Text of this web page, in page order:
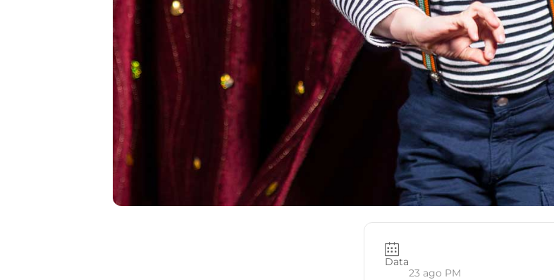
Data
23 ago PM